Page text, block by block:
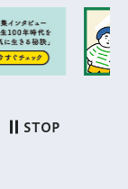
次のスライドを表
STOP